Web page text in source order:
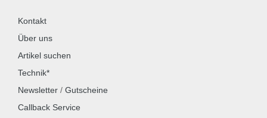
Kontakt
Über uns
Artikel suchen
Technik*
Newsletter / Gutscheine
Callback Service